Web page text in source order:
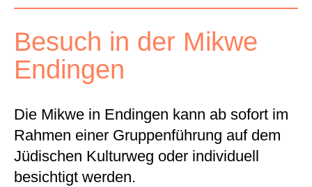
Besuch in der Mik­we
Endin­gen
Die Mik­we in Endin­gen kann ab sofort im
Rah­men ein­er Grup­pen­führung auf dem
Jüdis­chen Kul­tur­weg oder indi­vidu­ell
besichtigt wer­den.